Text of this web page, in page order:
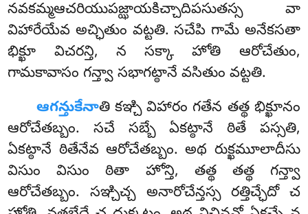
నవకమ్మఆచరియుపజ్ఝాయకిచ్చాదిపసుతస్స వా
విహారేయేవ అచ్ఛితుం వట్టతి. సచేపి గామే అనేకసతా
భిక్ఖూ విచరన్తి, న సక్కా హోతి ఆరోచేతుం,
గామకావాసం గన్త్వా సభాగట్ఠానే వసితుం వట్టతి.
ఆగన్తుకేనాతి కఞ్చి విహారం గతేన తత్థ భిక్ఖూనం
ఆరోచేతబ్బం. సచే సబ్బే ఏకట్ఠానే ఠితే పస్సతి,
ఏకట్ఠానే ఠితేనేవ ఆరోచేతబ్బం. అథ రుక్ఖమూలాదీసు
విసుం విసుం ఠితా హోన్తి, తత్థ తత్థ గన్త్వా
ఆరోచేతబ్బం. సఞ్చిచ్చ అనారోచేన్తస్స రత్తిచ్ఛేదో చ